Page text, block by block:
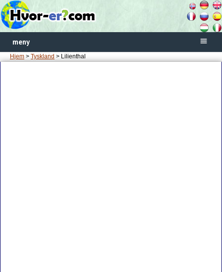
meny
Hjem > Tyskland > Lilienthal